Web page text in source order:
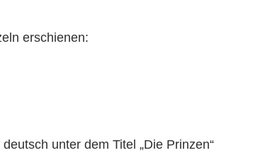
erschienen:
unter dem Titel „Die Prinzen“